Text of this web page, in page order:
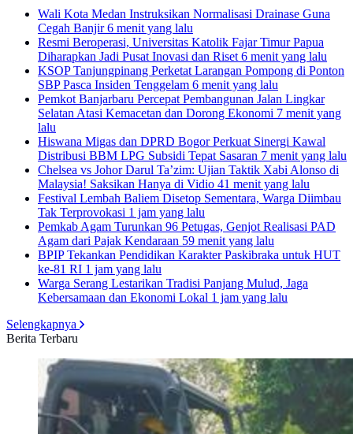
Wali Kota Medan Instruksikan Normalisasi Drainase Guna
Cegah Banjir6 menit yang lalu
Resmi Beroperasi, Universitas Katolik Fajar Timur Papua
Diharapkan Jadi Pusat Inovasi dan Riset6 menit yang lalu
KSOP Tanjungpinang Perketat Larangan Pompong di Ponton
SBP Pasca Insiden Tenggelam 6 menit yang lalu
Pemkot Banjarbaru Percepat Pembangunan Jalan Lingkar
Selatan Atasi Kemacetan dan Dorong Ekonomi 7 menit yang
lalu
Hiswana Migas dan DPRD Bogor Perkuat Sinergi Kawal
Distribusi BBM LPG Subsidi Tepat Sasaran 7 menit yang lalu
Chelsea vs Johor Darul Ta’zim: Ujian Taktik Xabi Alonso di
Malaysia! Saksikan Hanya di Vidio 41 menit yang lalu
Festival Lembah Baliem Disetop Sementara, Warga Diimbau
Tak Terprovokasi 1 jam yang lalu
Pemkab Agam Turunkan 96 Petugas, Genjot Realisasi PAD
Agam dari Pajak Kendaraan 59 menit yang lalu
BPIP Tekankan Pendidikan Karakter Paskibraka untuk HUT
ke-81 RI 1 jam yang lalu
Warga Serang Lestarikan Tradisi Panjang Mulud, Jaga
Kebersamaan dan Ekonomi Lokal 1 jam yang lalu
Selengkapnya
Berita Terbaru